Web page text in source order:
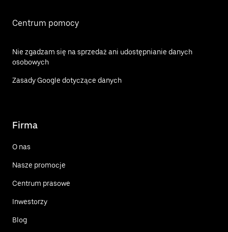
Centrum pomocy
Nie zgadzam się na sprzedaż ani udostępnianie danych
osobowych
Zasady Google dotyczące danych
Firma
O nas
Nasze promocje
Centrum prasowe
Inwestorzy
Blog